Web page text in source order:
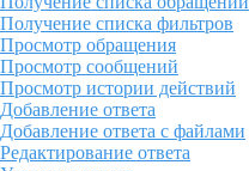
Получение списка фильтров
Просмотр обращения
Просмотр сообщений
Просмотр истории действий
Добавление ответа
Добавление ответа с файлами
Редактирование ответа